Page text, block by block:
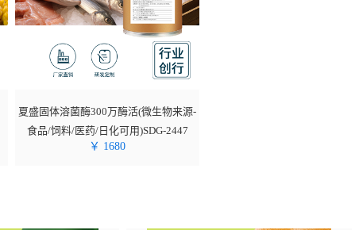
夏盛固体溶菌酶300万酶活(微生物来源-
食品/饲料/医药/日化可用)SDG-2447
￥ 1680